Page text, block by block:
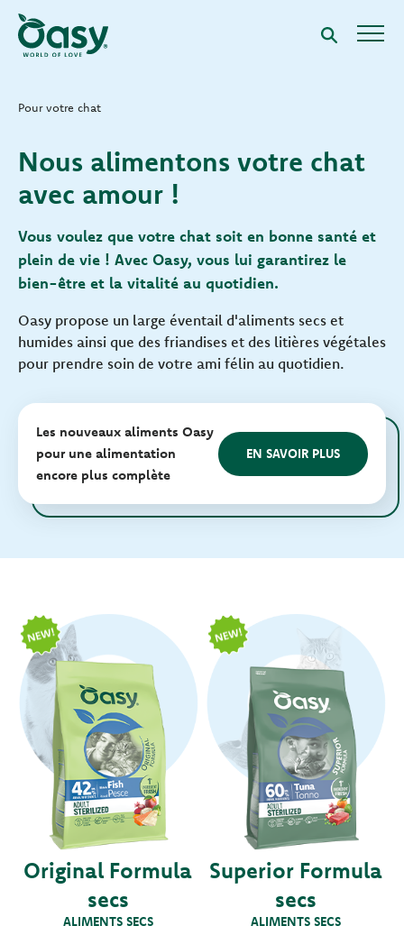
Pour votre chat
Nous alimentons votre chat
avec amour !
Vous voulez que votre chat soit en bonne santé et
plein de vie ! Avec Oasy, vous lui garantirez le
bien-être et la vitalité au quotidien.
Oasy propose un large éventail d'aliments secs et
humides ainsi que des friandises et des litières végétales
pour prendre soin de votre ami félin au quotidien.
Les nouveaux aliments Oasy
pour une alimentation
encore plus complète
EN SAVOIR PLUS
Original Formula
secs
ALIMENTS SECS
Superior Formula
secs
ALIMENTS SECS